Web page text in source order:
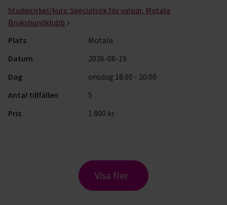
Studiecirkel/kurs: Specialsök för valpar, Motala
Brukshundklubb
Plats
Motala
Datum
2026-08-19
Dag
onsdag 18:00 - 20:00
Antal tillfällen
5
Pris
1 800 kr
Visa fler